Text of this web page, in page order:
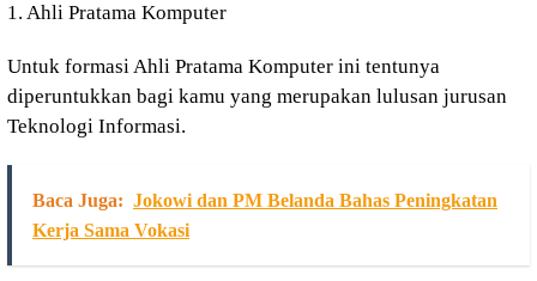
1. Ahli Pratama Komputer
Untuk formasi Ahli Pratama Komputer ini tentunya
diperuntukkan bagi kamu yang merupakan lulusan jurusan
Teknologi Informasi.
Baca Juga: Jokowi dan PM Belanda Bahas Peningkatan
Kerja Sama Vokasi